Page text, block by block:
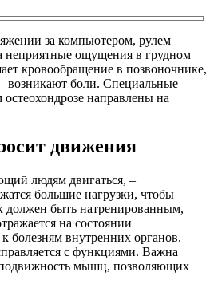
за компьютером, рулем
неприятные ощущения в грудном
кровообращение в позвоночнике,
возникают боли. Специальные
направлены на
движения
людям двигаться, –
большие нагрузки, чтобы
должен быть натренированным,
на состоянии
болезням внутренних органов.
с функциями. Важна
подвижность мышц, позволяющих